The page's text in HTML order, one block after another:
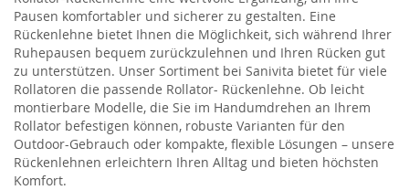
Pausen komfortabler und sicherer zu gestalten. Eine
Rückenlehne bietet Ihnen die Möglichkeit, sich während Ihrer
Ruhepausen bequem zurückzulehnen und Ihren Rücken gut
zu unterstützen. Unser Sortiment bei Sanivita bietet für viele
Rollatoren die passende Rollator- Rückenlehne. Ob leicht
montierbare Modelle, die Sie im Handumdrehen an Ihrem
Rollator befestigen können, robuste Varianten für den
Outdoor-Gebrauch oder kompakte, flexible Lösungen – unsere
Rückenlehnen erleichtern Ihren Alltag und bieten höchsten
Komfort.